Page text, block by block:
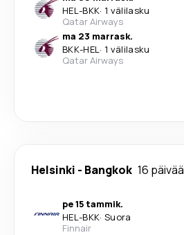
HEL-BKK· 1 välilasku
Qatar Airways
ma 23 marrask.
BKK-HEL· 1 välilasku
Qatar Airways
Helsinki - Bangkok 16 päivää
pe 15 tammik.
HEL-BKK· Suora
Finnair